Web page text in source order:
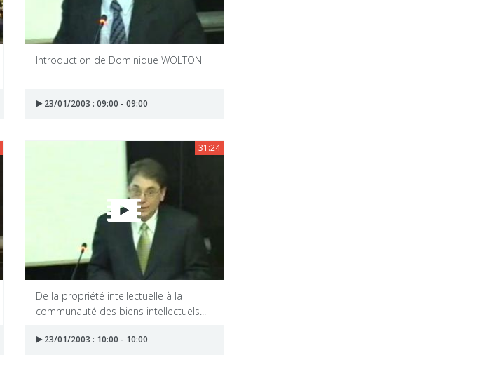
Introduction de Dominique WOLTON
23/01/2003 : 09:00 - 09:00
31:24
De la propriété intellectuelle à la
communauté des biens intellectuels...
23/01/2003 : 10:00 - 10:00